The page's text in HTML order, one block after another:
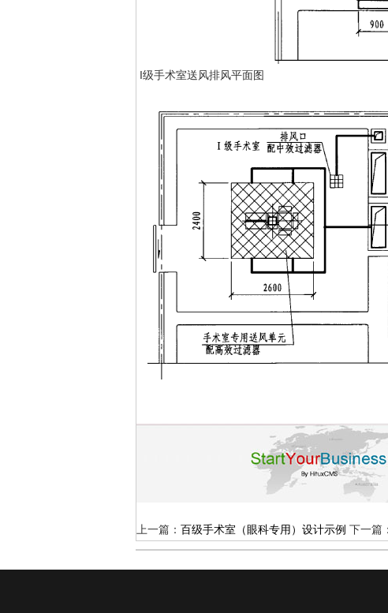
I级手术室送风排风
上一篇： 百级手术室（眼科专用）设计示例 下一篇：